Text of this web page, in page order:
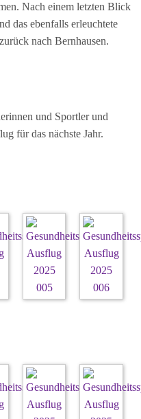
Nach einem letzten Blick
das ebenfalls erleuchtete
nach Bernhausen.
und Sportler und
für das nächste Jahr.